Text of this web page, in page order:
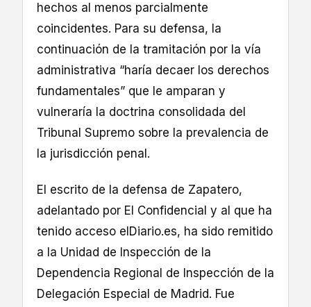
hechos al menos parcialmente
coincidentes. Para su defensa, la
continuación de la tramitación por la vía
administrativa “haría decaer los derechos
fundamentales” que le amparan y
vulneraría la doctrina consolidada del
Tribunal Supremo sobre la prevalencia de
la jurisdicción penal.
El escrito de la defensa de Zapatero,
adelantado por El Confidencial y al que ha
tenido acceso elDiario.es, ha sido remitido
a la Unidad de Inspección de la
Dependencia Regional de Inspección de la
Delegación Especial de Madrid. Fue